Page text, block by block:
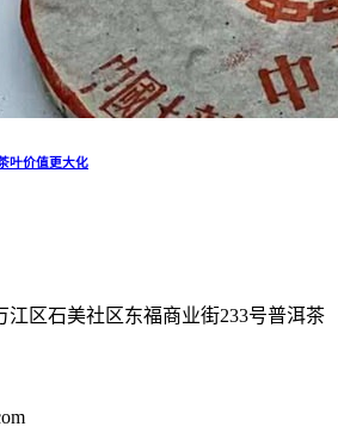
叶价值更大化
江区石美社区东福商业街233号普洱茶